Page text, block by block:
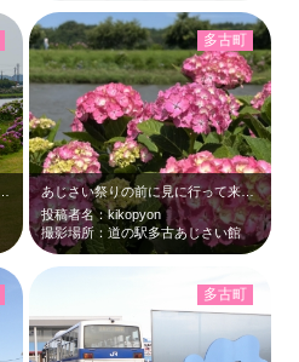
あじさい祭りの前に見に行って来ました♬ 雨に濡れている紫陽花を見ると梅雨だな…
投稿者名：kikopyon
撮影場所：道の駅多古あじさい館
多古町
多古町